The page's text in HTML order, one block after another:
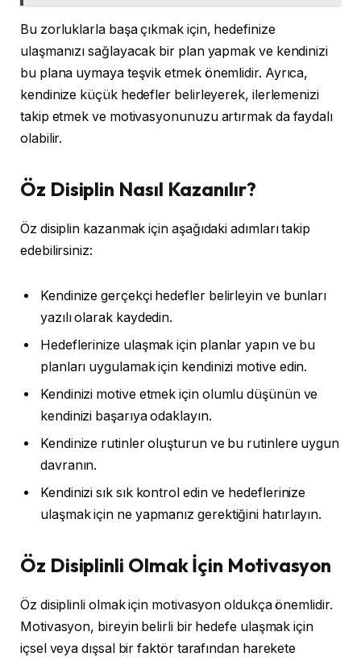
Bu zorluklarla başa çıkmak için, hedefinize
ulaşmanızı sağlayacak bir plan yapmak ve kendinizi
bu plana uymaya teşvik etmek önemlidir. Ayrıca,
kendinize küçük hedefler belirleyerek, ilerlemenizi
takip etmek ve motivasyonunuzu artırmak da faydalı
olabilir.
Öz Disiplin Nasıl Kazanılır?
Öz disiplin kazanmak için aşağıdaki adımları takip
edebilirsiniz:
Kendinize gerçekçi hedefler belirleyin ve bunları
yazılı olarak kaydedin.
Hedeflerinize ulaşmak için planlar yapın ve bu
planları uygulamak için kendinizi motive edin.
Kendinizi motive etmek için olumlu düşünün ve
kendinizi başarıya odaklayın.
Kendinize rutinler oluşturun ve bu rutinlere uygun
davranın.
Kendinizi sık sık kontrol edin ve hedeflerinize
ulaşmak için ne yapmanız gerektiğini hatırlayın.
Öz Disiplinli Olmak İçin Motivasyon
Öz disiplinli olmak için motivasyon oldukça önemlidir.
Motivasyon, bireyin belirli bir hedefe ulaşmak için
içsel veya dışsal bir faktör tarafından harekete